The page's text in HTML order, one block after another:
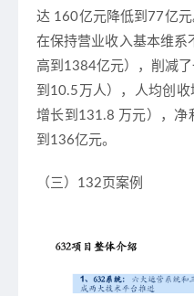
达 160亿元降低到77亿元
在保持营业收入基本维系
高到1384亿元），削减
到10.5万人），人均创
增长到131.8 万元），净
到136亿元。
（三）132页案例